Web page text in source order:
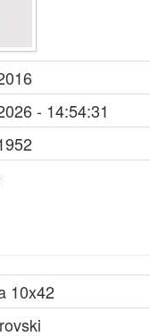
- 14:54:31
10x42